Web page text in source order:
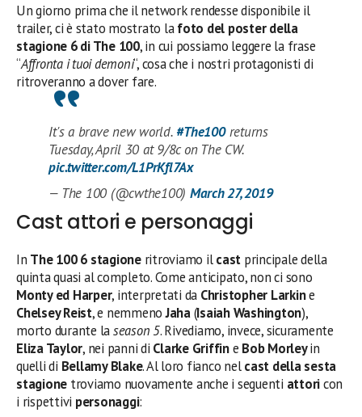
Un giorno prima che il network rendesse disponibile il
trailer, ci è stato mostrato lafoto del poster della
stagione 6 di The 100, in cui possiamo leggere la frase
“Affronta i tuoi demoni“, cosa che i nostri protagonisti di
ritroveranno a dover fare.
It's a brave new world. #The100returns
Tuesday, April 30 at 9/8c on The CW.
pic.twitter.com/L1PrKfl7Ax
— The 100 (@cwthe100) March 27, 2019
Cast attori e personaggi
In The 100 6 stagioneritroviamo ilcast principale della
quinta quasi al completo. Come anticipato, non ci sono
Monty ed Harper, interpretati da Christopher Larkine
Chelsey Reist, e nemmenoJaha(Isaiah Washington),
morto durante laseason 5. Rivediamo, invece, sicuramente
Eliza Taylor, nei panni di Clarke Griffine Bob Morleyin
quelli di Bellamy Blake. Al loro fianco nelcast della sesta
stagione troviamo nuovamente anche i seguenti attoricon
i rispettivi personaggi: